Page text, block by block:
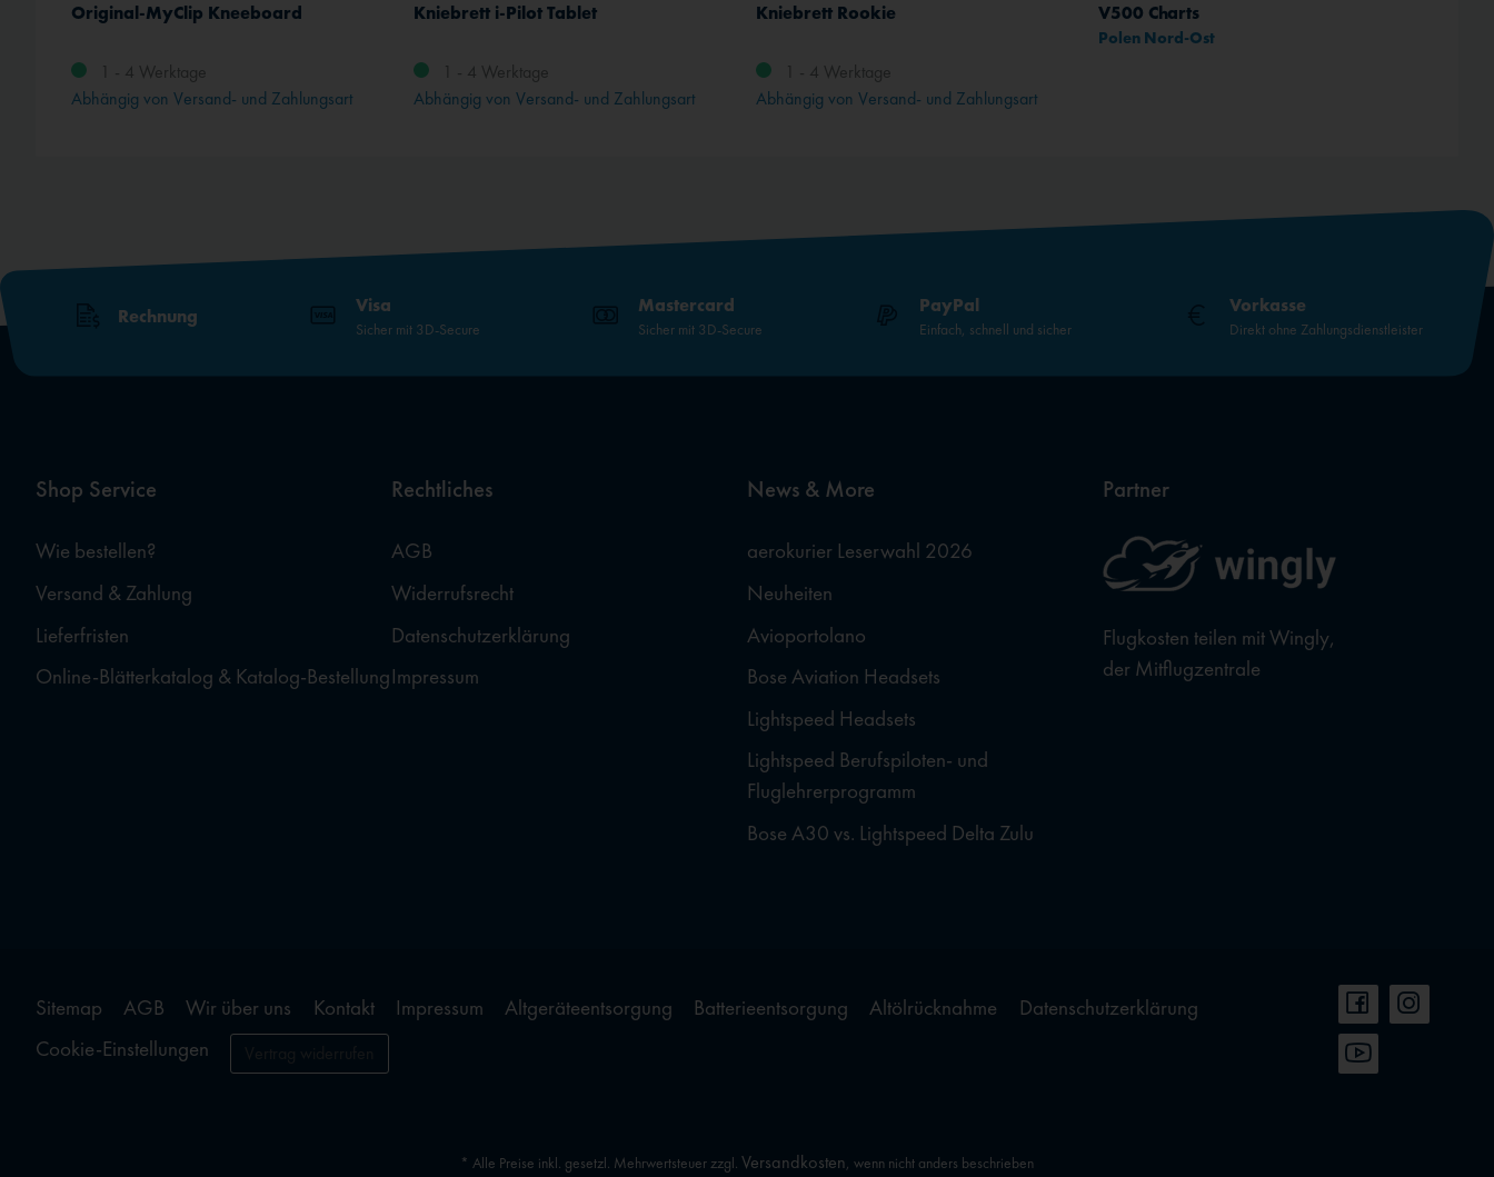
Original-MyClip Kneeboard
1 - 4 Werktage
Abhängig von Versand- und Zahlungsart
Kniebrett i-Pilot Tablet
1 - 4 Werktage
Abhängig von Versand- und Zahlungsart
Kniebrett Rookie
1 - 4 Werktage
Abhängig von Versand- und Zahlungsart
V500 Charts
Polen Nord-Ost
Rechnung Visa
Sicher mit 3D-Secure
Mastercard
Sicher mit 3D-Secure
PayPal
Einfach, schnell und sicher
Vorkasse
Direkt ohne Zahlungsdienstleister
Shop Service
Wie bestellen?
Versand & Zahlung
Lieferfristen
Online-Blätterkatalog & Katalog-Bestellung
Rechtliches
AGB
Widerrufsrecht
Datenschutzerklärung
Impressum
News & More
aerokurier Leserwahl 2026
Neuheiten
Avioportolano
Bose Aviation Headsets
Lightspeed Headsets
Lightspeed Berufspiloten- und
Fluglehrerprogramm
Bose A30 vs. Lightspeed Delta Zulu
Partner
Flugkosten teilen mit Wingly,
der Mitflugzentrale
Sitemap AGB Wir über uns Kontakt Impressum Altgeräteentsorgung Batterieentsorgung Altölrücknahme
Datenschutzerklärung
Cookie-Einstellungen
* Alle Preise inkl. gesetzl. Mehrwertsteuer zzgl. Versandkosten, wenn nicht anders beschrieben